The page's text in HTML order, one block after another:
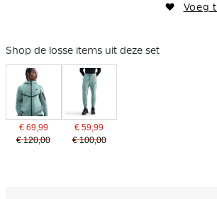
Voeg
Shop de losse items uit deze set
€ 69,99
€ 120,00
€ 59,99
€ 100,00